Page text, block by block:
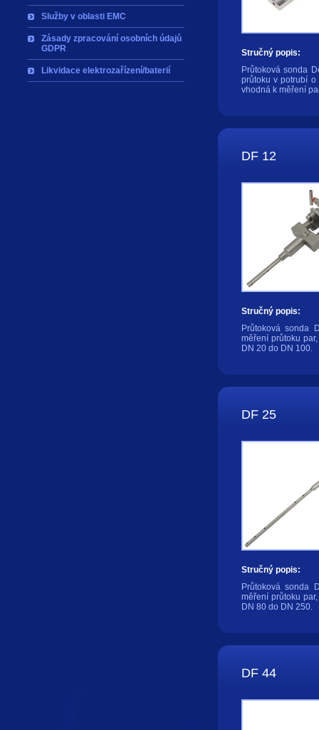
Služby v oblasti EMC
Zásady zpracování osobních údajů
GDPR
Likvidace elektrozařízení/baterií
Stručný popis:
Průtoková sonda
průtoku v potrubí
vhodná k měření
DF 12
Stručný popis:
Průtoková sonda
měření průtoku
DN 20 do DN 100.
DF 25
Stručný popis:
Průtoková sonda
měření průtoku
DN 80 do DN 250.
DF 44